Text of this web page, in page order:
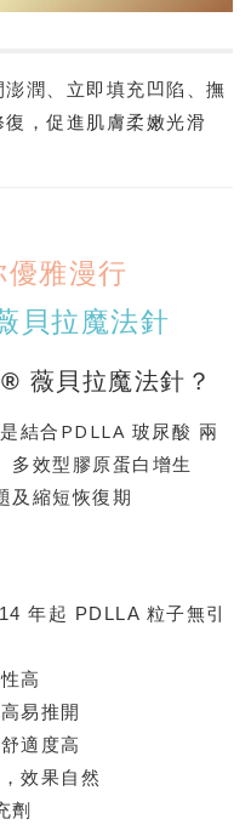
潤、立即填充凹陷、撫
，促進肌膚柔嫩光滑
雅漫行
貝拉魔法針
薇貝拉魔法針？
是結合PDLLA 玻尿酸 兩
多效型膠原蛋白增生
及縮短恢復期
年起 PDLLA 粒子無引
高
易推開
適度高
效果自然
劑